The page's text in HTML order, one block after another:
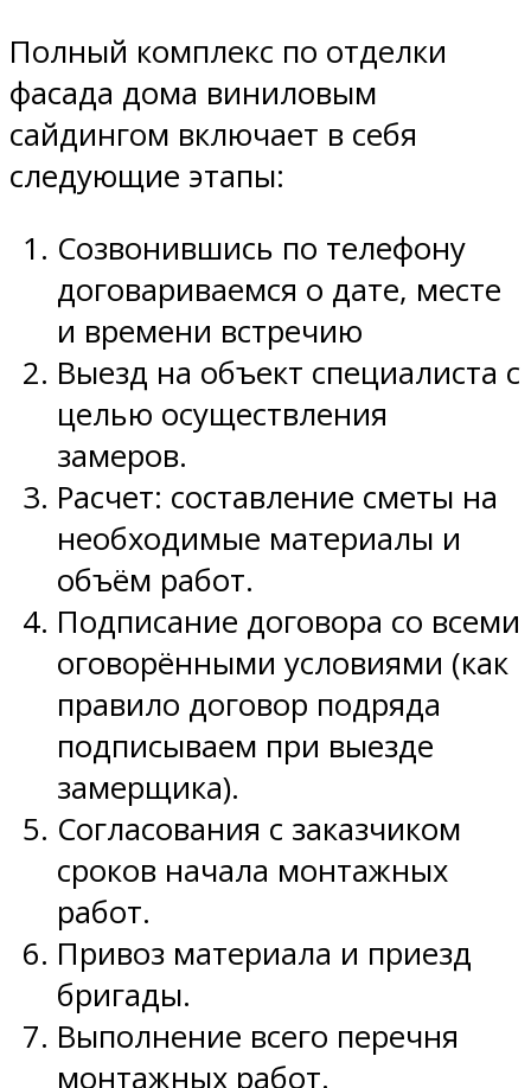
Полный комплекс по отделки
фасада дома виниловым
сайдингом включает в себя
следующие этапы:
Созвонившись по телефону
договариваемся о дате, месте
и времени встречию
Выезд на объект специалиста с
целью осуществления
замеров.
Расчет: составление сметы на
необходимые материалы и
объём работ.
Подписание договора со всеми
оговорёнными условиями (как
правило договор подряда
подписываем при выезде
замерщика).
Согласования с заказчиком
сроков начала монтажных
работ.
Привоз материала и приезд
бригады.
Выполнение всего перечня
монтажных работ.